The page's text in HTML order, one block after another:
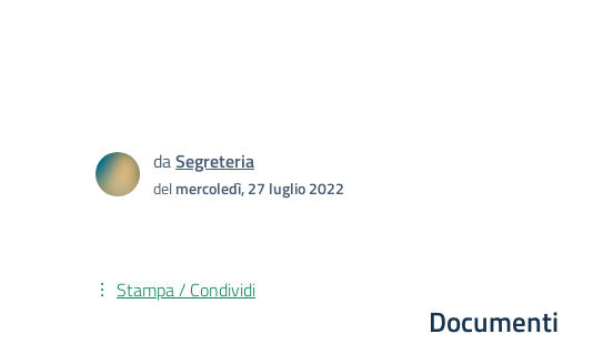
daSegreteria
delmercoledì, 27 luglio 2022
Documenti
Stampa / Condividi